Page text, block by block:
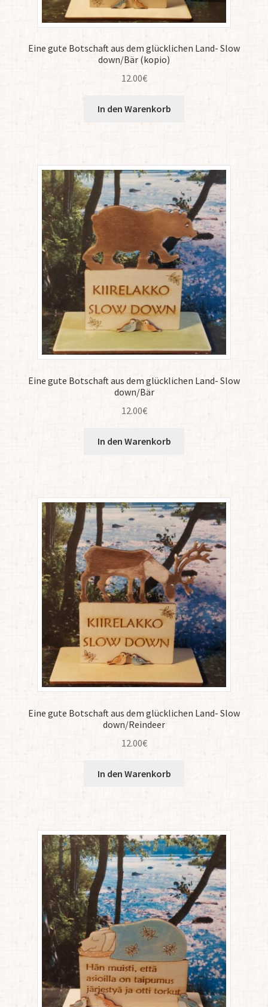
Eine gute Botschaft aus dem glücklichen Land- Slow
down/Bär (kopio)
12.00€
In den Warenkorb
Eine gute Botschaft aus dem glücklichen Land- Slow
down/Bär
12.00€
In den Warenkorb
Eine gute Botschaft aus dem glücklichen Land- Slow
down/Reindeer
12.00€
In den Warenkorb